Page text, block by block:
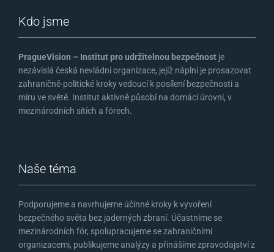
Kdo jsme
PragueVision – Institut pro udržitelnou bezpečnost je
nezávislá česká nevládní organizace, jejíž náplní je prosazovat
zahraničně-politické kroky vedoucí k posílení bezpečnosti a
míru ve světě. Institut aktivně působí na domácí úrovni, v
mezinárodních sítích a fórech.
Naše téma
Podporujeme a navrhujeme účinné kroky k vyvoření
bezpečného světa bez jaderných zbraní. Účastníme se
mezinárodních fór, spolupracujeme se zahraničními
organizacemi, publikujeme analýzy a přinášíme zpravodajství z